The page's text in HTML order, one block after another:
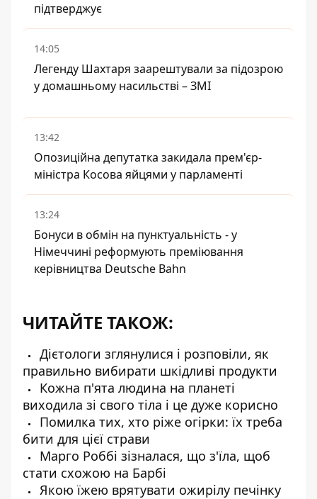
підтверджує
14:05
Легенду Шахтаря заарештували за підозрою
у домашньому насильстві – ЗМІ
13:42
Опозиційна депутатка закидала прем'єр-
міністра Косова яйцями у парламенті
13:24
Бонуси в обмін на пунктуальність - у
Німеччині реформують преміювання
керівництва Deutsche Bahn
ЧИТАЙТЕ ТАКОЖ:
Дієтологи зглянулися і розповіли, як
правильно вибирати шкідливі продукти
Кожна п'ята людина на планеті
виходила зі свого тіла і це дуже корисно
Помилка тих, хто ріже огірки: їх треба
бити для цієї страви
Марго Роббі зізналася, що з'їла, щоб
стати схожою на Барбі
Якою їжею врятувати ожирілу печінку